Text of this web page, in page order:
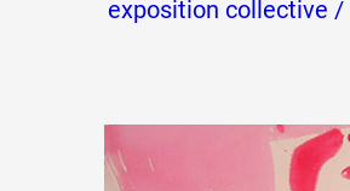
Événements
exposition collective /